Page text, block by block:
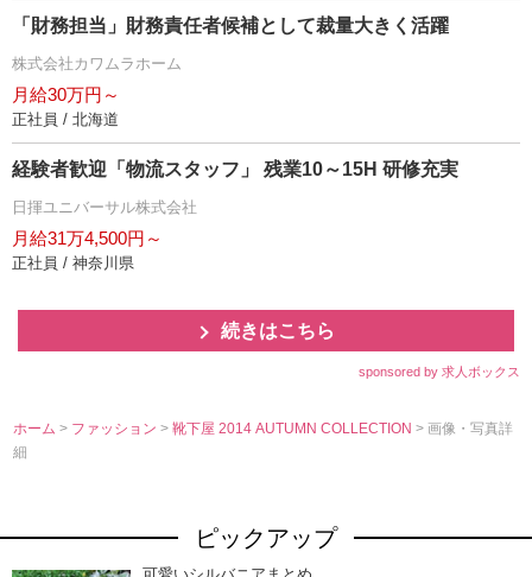
「財務担当」財務責任者候補として裁量大きく活躍
株式会社カワムラホーム
月給30万円～
正社員 / 北海道
経験者歓迎「物流スタッフ」 残業10～15H 研修充実
日揮ユニバーサル株式会社
月給31万4,500円～
正社員 / 神奈川県
続きはこちら
sponsored by 求人ボックス
ホーム > ファッション>靴下屋 2014 AUTUMN COLLECTION> 画像・写真詳
細
ピックアップ